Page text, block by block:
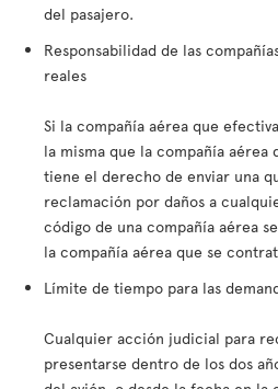
del pasajero.
Responsabilidad de las
reales
Si la compañía aérea que
la misma que la compañía
tiene el derecho de enviar una
reclamación por daños a
código de una compañía aérea
la compañía aérea que se
Límite de tiempo para las
Cualquier acción judicial para
presentarse dentro de los dos